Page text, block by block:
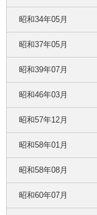
昭和34年05月
昭和37年05月
昭和39年07月
昭和46年03月
昭和57年12月
昭和58年01月
昭和58年08月
昭和60年07月